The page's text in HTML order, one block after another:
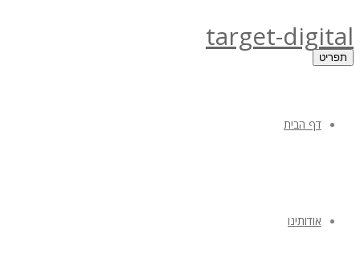
target-digital
תפריט
דף הבית
אודותינו